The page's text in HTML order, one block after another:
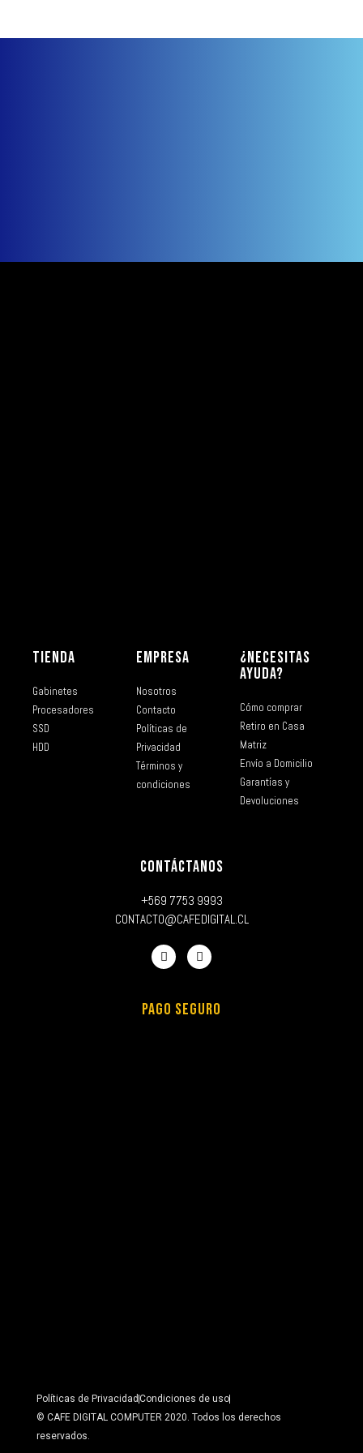
TIENDA
Gabinetes
Procesadores
SSD
HDD
EMPRESA
Nosotros
Contacto
Políticas de
Privacidad
Términos y
condiciones
¿NECESITAS
AYUDA?
Cómo comprar
Retiro en Casa
Matriz
Envío a Domicilio
Garantías y
Devoluciones
CONTÁCTANOS
+569 7753 9993
CONTACTO@CAFEDIGITAL.CL
PAGO SEGURO
Políticas de Privacidad Condiciones de uso
© CAFE DIGITAL COMPUTER 2020. Todos los derechos
reservados.